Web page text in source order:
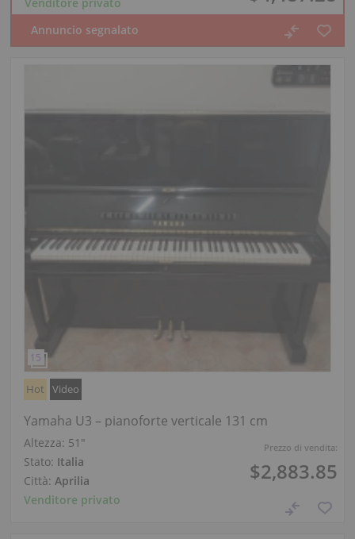
Prezzo di vendita:
$2,883.85
Hot Video
Yamaha U3 – pianoforte verticale 131 cm
Altezza: 51″
Stato: Italia
Città: Aprilia
Venditore privato